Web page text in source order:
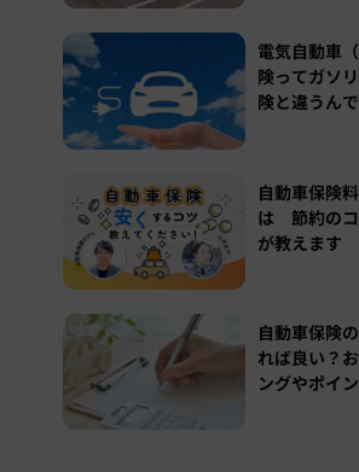
電気自動車
険ってガソ
険と違うん
自動車保険
は 節約のコ
が教えます
自動車保険
れば良い？
ングやポイ